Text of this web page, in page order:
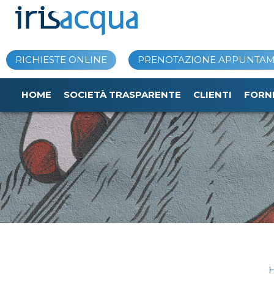
RICHIESTE ONLINE PRENOTAZIONE
HOME SOCIETÀ TRASPARENTE CLIENTI